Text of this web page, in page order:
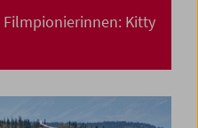
Kitty